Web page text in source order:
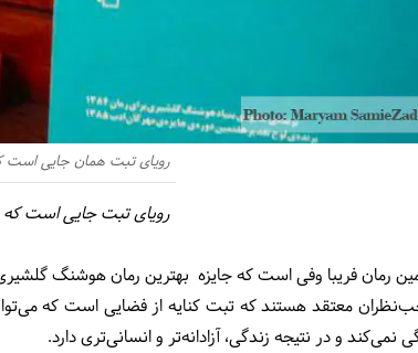
رویای تبت همان جایی
رویای تبت جایی است
رمان فریبا وفی است که جایزه بهترین رمان هوشنگ
معتقد هستند که تبت کنایه از فضایی است که
و در نتیجه زندگی، آزادانه‌تر و انسانی‌تری دارد.